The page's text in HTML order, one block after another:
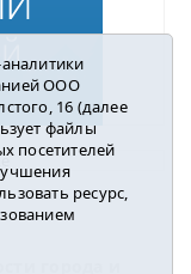
ООО
16 (далее
файлы
посетителей
ресурс,